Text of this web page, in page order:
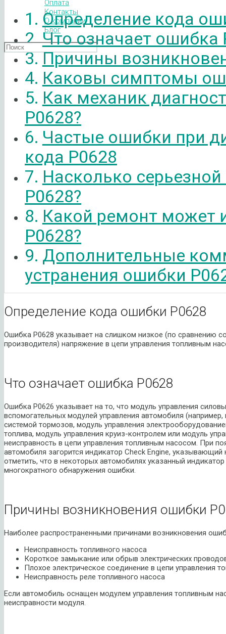
Оплата
Контакты
О компании
Блог
Определение кода
Что означает ошибка
Причины
Каковы симптомы
Как механик
P0628?
Частые ошибки при
кода P0628
Насколько
P0628?
Какой ремонт может
P0628?
Дополнительные
устранения ошибки
Определение кода ошибки P0628
Ошибка P0628 указывает на слишком низкое (по сравнению
производителя) напряжение в цепи управления топливным
Что означает ошибка P0628
Ошибка P0626 указывает на то, что модуль управления
вспомогательных модулей управления автомобиля
системой тормозов, модуль управления
топлива, модуль управления круиз-контролем или модуль
неисправность в цепи управления топливным насосом. При
автомобиля загорится индикатор Check Engine,
отметить, что в некоторых автомобилях указанный
многократного обнаружения ошибки.
Причины возникновения ошибки
Наиболее распространенными причинами возникновения
Неисправность топливного насоса
Короткое замыкание или обрыв электрических
Плохое электрическое соединение в цепи управления
Неисправность реле топливного насоса
Если автомобиль оснащен модулем управления топливным
неисправности модуля.